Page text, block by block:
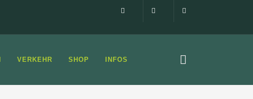
Impressum0160 99873408
VERKEHR SHOP INFOS